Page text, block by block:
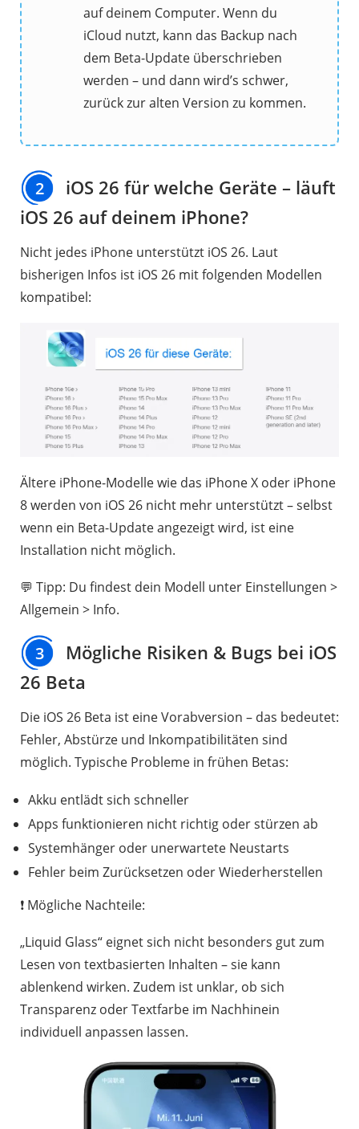
auf deinem Computer. Wenn du
iCloud nutzt, kann das Backup nach
dem Beta-Update überschrieben
werden – und dann wird’s schwer,
zurück zur alten Version zu kommen.
2
iOS 26 für welche Geräte – läuft
iOS 26 auf deinem iPhone?
Nicht jedes iPhone unterstützt iOS 26. Laut
bisherigen Infos ist iOS 26 mit folgenden Modellen
kompatibel:
Ältere iPhone-Modelle wie das iPhone X oder iPhone
8 werden von iOS 26 nicht mehr unterstützt – selbst
wenn ein Beta-Update angezeigt wird, ist eine
Installation nicht möglich.
💬 Tipp: Du findest dein Modell unter Einstellungen >
Allgemein > Info.
3
Mögliche Risiken & Bugs bei iOS
26 Beta
Die iOS 26 Beta ist eine Vorabversion – das bedeutet:
Fehler, Abstürze und Inkompatibilitäten sind
möglich. Typische Probleme in frühen Betas:
Akku entlädt sich schneller
Apps funktionieren nicht richtig oder stürzen ab
Systemhänger oder unerwartete Neustarts
Fehler beim Zurücksetzen oder Wiederherstellen
❗ Mögliche Nachteile:
„Liquid Glass“ eignet sich nicht besonders gut zum
Lesen von textbasierten Inhalten – sie kann
ablenkend wirken. Zudem ist unklar, ob sich
Transparenz oder Textfarbe im Nachhinein
individuell anpassen lassen.